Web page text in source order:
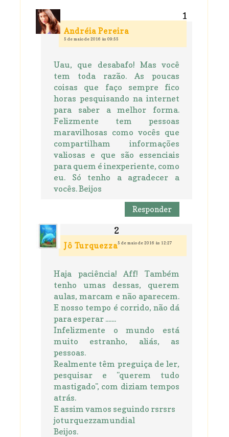
Andréia Pereira
5 de maio de 2016 às 09:55
Uau, que desabafo! Mas você
tem toda razão. As poucas
coisas que faço sempre fico
horas pesquisando na internet
para saber a melhor forma.
Felizmente tem pessoas
maravilhosas como vocês que
compartilham informações
valiosas e que são essenciais
para quem é inexperiente, como
eu. Só tenho a agradecer a
vocês. Beijos
Responder
Jô Turquezza5 de maio de 2016 às 12:27
Haja paciência! Aff! Também
tenho umas dessas, querem
aulas, marcam e não aparecem.
E nosso tempo é corrido, não dá
para esperar .......
Infelizmente o mundo está
muito estranho, aliás, as
pessoas.
Realmente têm preguiça de ler,
pesquisar e "querem tudo
mastigado", com diziam tempos
atrás.
E assim vamos seguindo rsrsrs
joturquezzamundial
Beijos.